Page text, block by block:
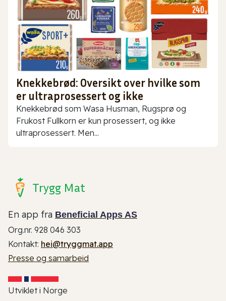
Knekkebrød: Oversikt over hvilke som
er ultraprosessert og ikke
Knekkebrød som Wasa Husman, Rugsprø og
Frukost Fullkorn er kun prosessert, og ikke
ultraprosessert. Men...
Trygg Mat
En app fra Beneficial Apps AS
Org.nr. 928 046 303
Kontakt: hei@tryggmat.app
Presse og samarbeid
Utviklet i Norge